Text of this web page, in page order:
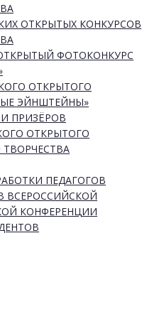
ОТКРЫТЫХ КОНКУРСОВ
ФОТОКОНКУРС
ОТКРЫТОГО
ЭЙНШТЕЙНЫ»
ПРИЗЁРОВ
ОТКРЫТОГО
ТВОРЧЕСТВА
ПЕДАГОГОВ
ВСЕРОССИЙСКОЙ
КОНФЕРЕНЦИИ